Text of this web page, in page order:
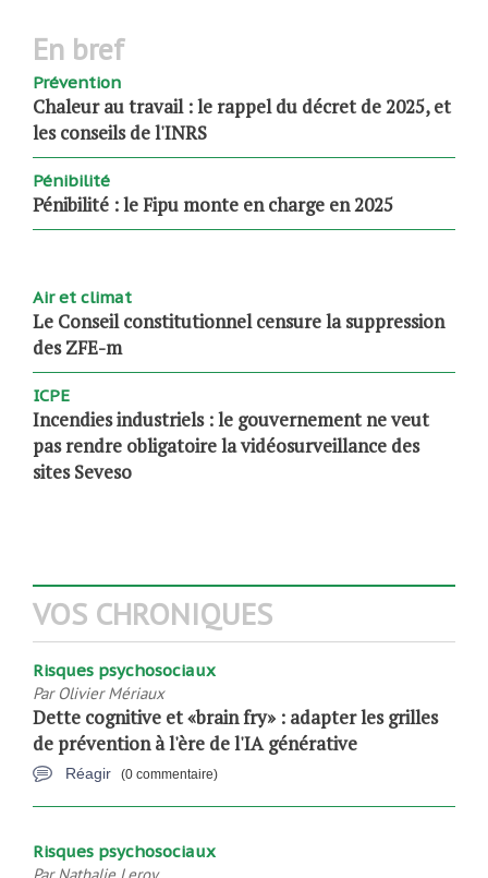
en bref
Prévention
Chaleur au travail : le rappel du décret de 2025, et
les conseils de l'INRS
Pénibilité
Pénibilité : le Fipu monte en charge en 2025
Air et climat
Le Conseil constitutionnel censure la suppression
des ZFE-m
ICPE
Incendies industriels : le gouvernement ne veut
pas rendre obligatoire la vidéosurveillance des
sites Seveso
VOS CHRONIQUES
Risques psychosociaux
Par Olivier Mériaux
Dette cognitive et «brain fry» : adapter les grilles
de prévention à l'ère de l'IA générative
Réagir (0 commentaire)
Risques psychosociaux